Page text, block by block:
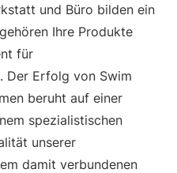
und Büro bilden ein
Ihre Produkte
für
Der Erfolg von Swim
beruht auf einer
spezialistischen
unserer
damit verbundenen